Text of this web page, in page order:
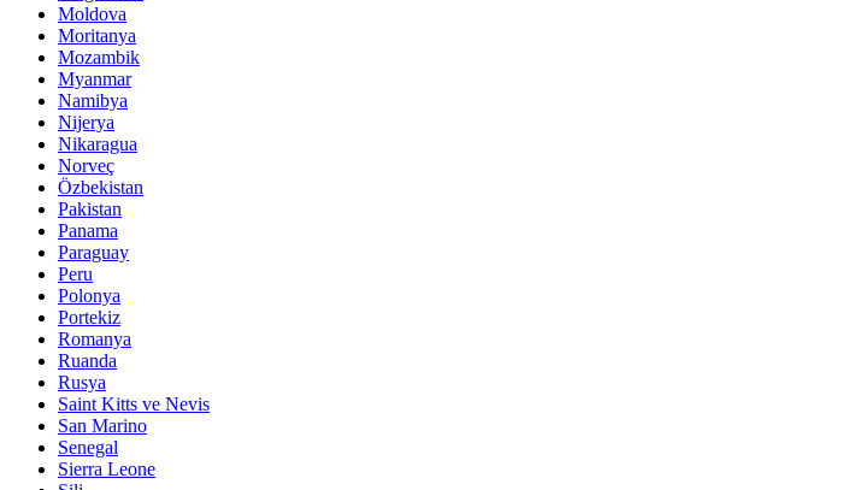
Moldova
Moritanya
Mozambik
Myanmar
Namibya
Nijerya
Nikaragua
Norveç
Özbekistan
Pakistan
Panama
Paraguay
Peru
Polonya
Portekiz
Romanya
Ruanda
Rusya
Saint Kitts ve Nevis
San Marino
Senegal
Sierra Leone